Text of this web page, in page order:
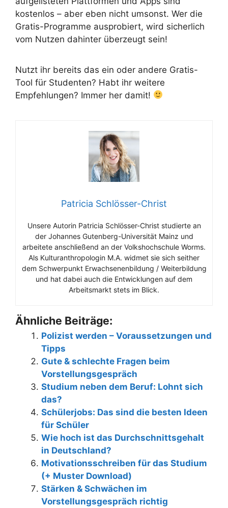
kostenlos – aber eben nicht umsonst. Wer die
Gratis-Programme ausprobiert, wird sicherlich
vom Nutzen dahinter überzeugt sein!
Nutzt ihr bereits das ein oder andere Gratis-
Tool für Studenten? Habt ihr weitere
Empfehlungen? Immer her damit!
Patricia Schlösser-Christ
Unsere Autorin Patricia Schlösser-Christ studierte an
der Johannes Gutenberg-Universität Mainz und
arbeitete anschließend an der Volkshochschule Worms.
Als Kulturanthropologin M.A. widmet sie sich seither
dem Schwerpunkt Erwachsenenbildung / Weiterbildung
und hat dabei auch die Entwicklungen auf dem
Arbeitsmarkt stets im Blick.
Ähnliche Beiträge:
Polizist werden – Voraussetzungen und
Tipps
Gute & schlechte Fragen beim
Vorstellungsgespräch
Studium neben dem Beruf: Lohnt sich
das?
Schülerjobs: Das sind die besten Ideen
für Schüler
Wie hoch ist das Durchschnittsgehalt
in Deutschland?
Motivationsschreiben für das Studium
(+ Muster Download)
Stärken & Schwächen im
Vorstellungsgespräch richtig